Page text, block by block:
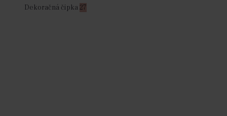
Dekoračná čipka 27